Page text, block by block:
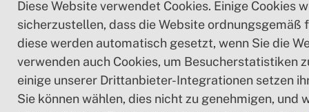
Diese Website verwendet Cookies. Einige Cookies
sicherzustellen, dass die Website ordnungsgemäß
diese werden automatisch gesetzt, wenn Sie die
verwenden auch Cookies, um Besucherstatistiken
einige unserer Drittanbieter-Integrationen setzen
Sie können wählen, dies nicht zu genehmigen, und